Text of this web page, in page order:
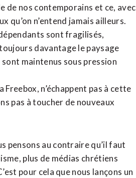
de nos contemporains et ce, avec
qu’on n’entend jamais ailleurs.
sont fragilisés,
davantage le paysage
maintenus sous pression
n’échappent pas à cette
pas à toucher de nouveaux
pensons au contraire qu’il faut
plus de médias chrétiens
pour cela que nous lançons un